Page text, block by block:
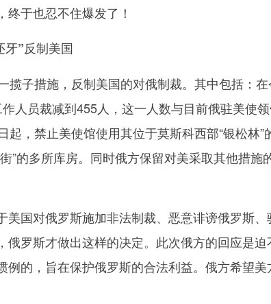
于也忍不住爆发了！
牙”反制美国
子措施，反制美国的对俄制裁。其中包括：在
人员裁减到455人，这一人数与目前俄驻美使
起，禁止美使馆使用其位于莫斯科西部“银松林”
”的多所库房。同时俄方保留对美采取其他措施
国对俄罗斯施加非法制裁、恶意诽谤俄罗斯、
俄罗斯才做出这样的决定。此次俄方的回应是迫
例的，旨在保护俄罗斯的合法利益。俄方希望美